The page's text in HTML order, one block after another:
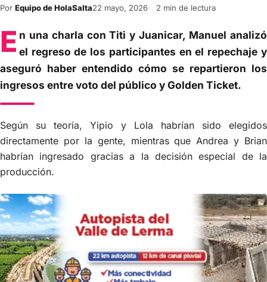
Por Equipo de HolaSalta22 mayo, 2026 2 min de lectura
E n una charla con Titi y Juanicar, Manuel analizó
el regreso de los participantes en el repechaje y
aseguró haber entendido cómo se repartieron los
ingresos entre voto del público y Golden Ticket.
Según su teoría, Yipio y Lola habrían sido elegidos
directamente por la gente, mientras que Andrea y Brian
habrían ingresado gracias a la decisión especial de la
producción.